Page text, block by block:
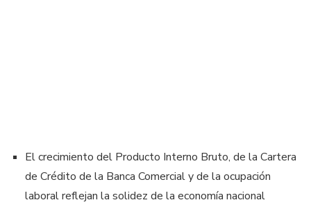
El crecimiento del Producto Interno Bruto, de la Cartera
de Crédito de la Banca Comercial y de la ocupación
laboral reflejan la solidez de la economía nacional